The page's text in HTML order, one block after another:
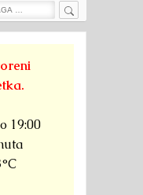
Search
19:00